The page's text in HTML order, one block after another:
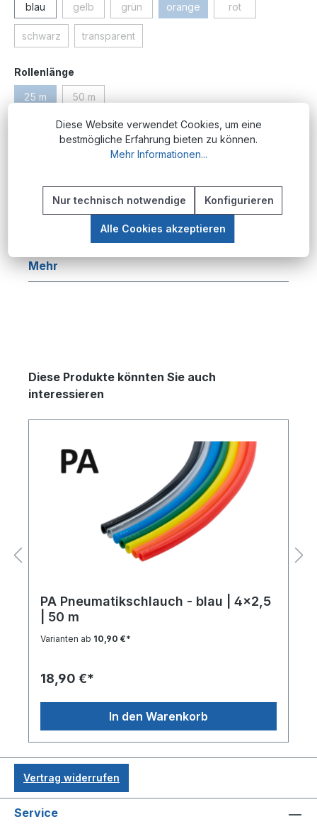
blau gelb(Diese Option ist zurzeit nicht verfügbar.)
grün(Diese Option ist zurzeit nicht verfügbar.)
orange(Diese Option ist zurzeit nicht
rot(Diese Option ist
schwarz(Diese Option ist zurzeit nicht verfügbar.)
transparent(Diese Option ist zurzeit nicht verfügbar.)
Rollenlänge
25 m(Diese Option ist zurzeit nicht verfügbar.)
50 m(Diese Option ist zurzeit nicht verfügbar.)
Produktnummer:PM.PU.5x3.or;25
Beschreibung
Produktübersicht Die PU-Pneumatikschlauch-
Serie bietet eine umfassende Lösung für
Mehr
Produktgalerie überspringen
Diese Produkte könnten Sie auch
interessieren
PA Pneumatikschlauch - blau | 4x2,5
| 50 m
Varianten ab 10,90 €*
18,90 €*
In den Warenkorb
Vertrag widerrufen
Service
Diese Website verwendet Cookies, um eine
bestmögliche Erfahrung bieten zu können.
Mehr Informationen...
Nur technisch notwendige Konfigurieren
Alle Cookies akzeptieren